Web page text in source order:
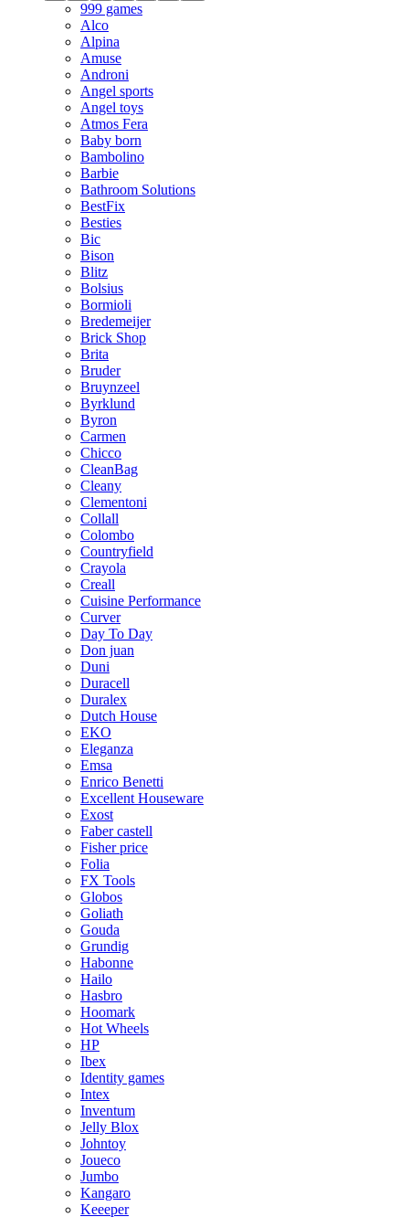
999 games
Alco
Alpina
Amuse
Androni
Angel sports
Angel toys
Atmos Fera
Baby born
Bambolino
Barbie
Bathroom Solutions
BestFix
Besties
Bic
Bison
Blitz
Bolsius
Bormioli
Bredemeijer
Brick Shop
Brita
Bruder
Bruynzeel
Byrklund
Byron
Carmen
Chicco
CleanBag
Cleany
Clementoni
Collall
Colombo
Countryfield
Crayola
Creall
Cuisine Performance
Curver
Day To Day
Don juan
Duni
Duracell
Duralex
Dutch House
EKO
Eleganza
Emsa
Enrico Benetti
Excellent Houseware
Exost
Faber castell
Fisher price
Folia
FX Tools
Globos
Goliath
Gouda
Grundig
Habonne
Hailo
Hasbro
Hoomark
Hot Wheels
HP
Ibex
Identity games
Intex
Inventum
Jelly Blox
Johntoy
Joueco
Jumbo
Kangaro
Keeeper